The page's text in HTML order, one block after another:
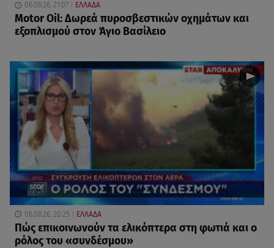
06.08.26, 21:07 ΕΛΛΑΔΑ
Motor Oil: Δωρεά πυροσβεστικών οχημάτων και
εξοπλισμού στον Άγιο Βασίλειο
06.08.26, 20:25 ΕΛΛΑΔΑ
Πώς επικοινωνούν τα ελικόπτερα στη φωτιά και ο
ρόλος του «συνδέσμου»